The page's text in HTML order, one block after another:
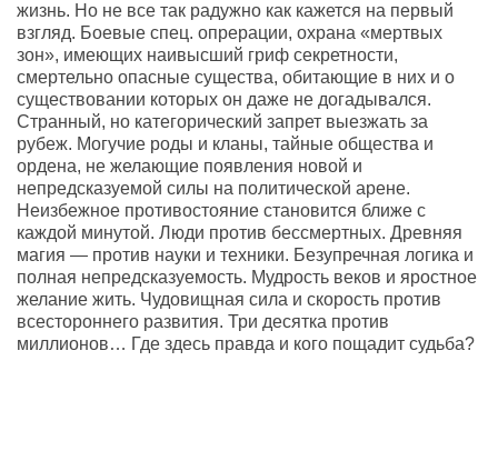
жизнь. Но не все так радужно как кажется на первый
взгляд. Боевые спец. опрерации, охрана «мертвых
зон», имеющих наивысший гриф секретности,
смертельно опасные существа, обитающие в них и о
существовании которых он даже не догадывался.
Странный, но категорический запрет выезжать за
рубеж. Могучие роды и кланы, тайные общества и
ордена, не желающие появления новой и
непредсказуемой силы на политической арене.
Неизбежное противостояние становится ближе с
каждой минутой. Люди против бессмертных. Древняя
магия — против науки и техники. Безупречная логика и
полная непредсказуемость. Мудрость веков и яростное
желание жить. Чудовищная сила и скорость против
всестороннего развития. Три десятка против
миллионов… Где здесь правда и кого пощадит судьба?